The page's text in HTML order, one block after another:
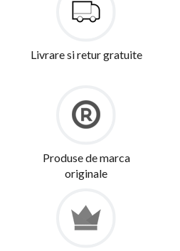
Livrare si retur gratuite
Produse de marca
originale